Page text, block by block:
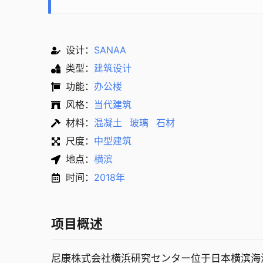
设计： SANAA
类型： 建筑设计
功能： 办公楼
风格： 当代建筑
材料： 混凝土 玻璃
石材
尺度： 中型建筑
地点： 横滨
时间： 2018年
项目概述
尼康株式会社横浜研究センター位于日本横滨海